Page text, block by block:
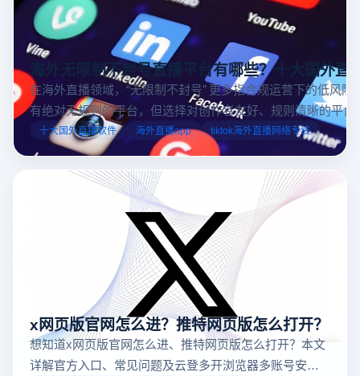
海外无限制不封号直播平台有哪些？十大国外直
在海外直播领域，“无限制不封号” 更多指合规运营下的低风
有绝对无规则的平台，但选择对创作者友好、规则清晰的平台
业工具规避风险，能显著降低封号概率。以下推荐十大国外
台，并结合云登多开浏览器的功能，详解如何安全高效运营。
十大国外直播软件 海外直播app tiktok海外直播网络专线
x网页版官网怎么进？推特网页版怎么打开？
想知道x网页版官网怎么进、推特网页版怎么打开？本文
详解官方入口、常见问题及云登多开浏览器多账号安全